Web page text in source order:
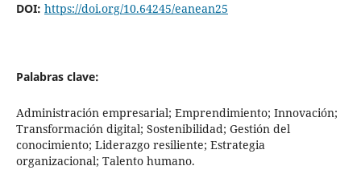
DOI: https://doi.org/10.64245/eanean25
Palabras clave:
Administración empresarial; Emprendimiento; Innovación;
Transformación digital; Sostenibilidad; Gestión del
conocimiento; Liderazgo resiliente; Estrategia
organizacional; Talento humano.